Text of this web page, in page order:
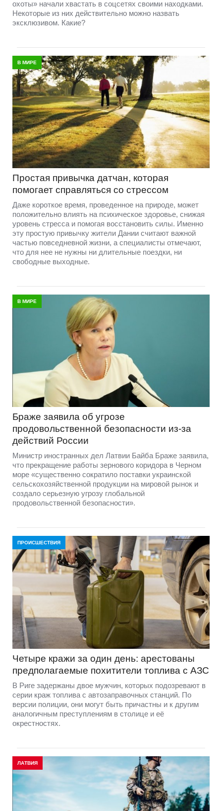
охоты» начали хвастать в соцсетях своими находками.
Некоторые из них действительно можно назвать
эксклюзивом. Какие?
В МИРЕ
Простая привычка датчан, которая
помогает справляться со стрессом
Даже короткое время, проведенное на природе, может
положительно влиять на психическое здоровье, снижая
уровень стресса и помогая восстановить силы. Именно
эту простую привычку жители Дании считают важной
частью повседневной жизни, а специалисты отмечают,
что для нее не нужны ни длительные поездки, ни
свободные выходные.
В МИРЕ
Браже заявила об угрозе
продовольственной безопасности из-за
действий России
Министр иностранных дел Латвии Байба Браже заявила,
что прекращение работы зернового коридора в Черном
море «существенно сократило поставки украинской
сельскохозяйственной продукции на мировой рынок и
создало серьезную угрозу глобальной
продовольственной безопасности».
ПРОИСШЕСТВИЯ
Четыре кражи за один день: арестованы
предполагаемые похитители топлива с АЗС
В Риге задержаны двое мужчин, которых подозревают в
серии краж топлива с автозаправочных станций. По
версии полиции, они могут быть причастны и к другим
аналогичным преступлениям в столице и её
окрестностях.
ЛАТВИЯ